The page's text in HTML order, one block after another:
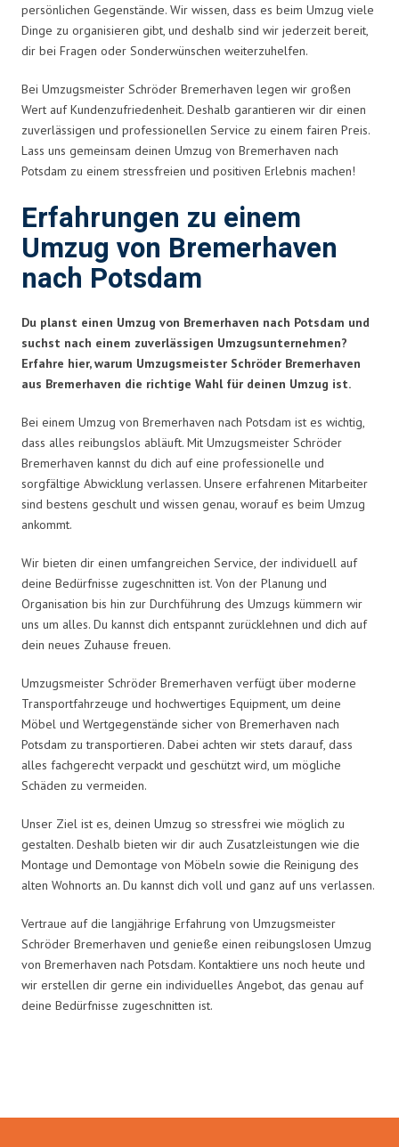
persönlichen Gegenstände. Wir wissen, dass es beim Umzug viele
Dinge zu organisieren gibt, und deshalb sind wir jederzeit bereit,
dir bei Fragen oder Sonderwünschen weiterzuhelfen.
Bei Umzugsmeister Schröder Bremerhaven legen wir großen
Wert auf Kundenzufriedenheit. Deshalb garantieren wir dir einen
zuverlässigen und professionellen Service zu einem fairen Preis.
Lass uns gemeinsam deinen Umzug von Bremerhaven nach
Potsdam zu einem stressfreien und positiven Erlebnis machen!
Erfahrungen zu einem
Umzug von Bremerhaven
nach Potsdam
Du planst einen Umzug von Bremerhaven nach Potsdam und
suchst nach einem zuverlässigen Umzugsunternehmen?
Erfahre hier, warum Umzugsmeister Schröder Bremerhaven
aus Bremerhaven die richtige Wahl für deinen Umzug ist.
Bei einem Umzug von Bremerhaven nach Potsdam ist es wichtig,
dass alles reibungslos abläuft. Mit Umzugsmeister Schröder
Bremerhaven kannst du dich auf eine professionelle und
sorgfältige Abwicklung verlassen. Unsere erfahrenen Mitarbeiter
sind bestens geschult und wissen genau, worauf es beim Umzug
ankommt.
Wir bieten dir einen umfangreichen Service, der individuell auf
deine Bedürfnisse zugeschnitten ist. Von der Planung und
Organisation bis hin zur Durchführung des Umzugs kümmern wir
uns um alles. Du kannst dich entspannt zurücklehnen und dich auf
dein neues Zuhause freuen.
Umzugsmeister Schröder Bremerhaven verfügt über moderne
Transportfahrzeuge und hochwertiges Equipment, um deine
Möbel und Wertgegenstände sicher von Bremerhaven nach
Potsdam zu transportieren. Dabei achten wir stets darauf, dass
alles fachgerecht verpackt und geschützt wird, um mögliche
Schäden zu vermeiden.
Unser Ziel ist es, deinen Umzug so stressfrei wie möglich zu
gestalten. Deshalb bieten wir dir auch Zusatzleistungen wie die
Montage und Demontage von Möbeln sowie die Reinigung des
alten Wohnorts an. Du kannst dich voll und ganz auf uns verlassen.
Vertraue auf die langjährige Erfahrung von Umzugsmeister
Schröder Bremerhaven und genieße einen reibungslosen Umzug
von Bremerhaven nach Potsdam. Kontaktiere uns noch heute und
wir erstellen dir gerne ein individuelles Angebot, das genau auf
deine Bedürfnisse zugeschnitten ist.